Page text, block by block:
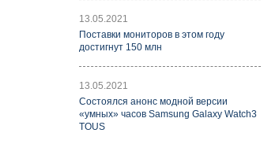
13.05.2021
Поставки мониторов в этом году
достигнут 150 млн
13.05.2021
Состоялся анонс модной версии
«умных» часов Samsung Galaxy Watch3
TOUS